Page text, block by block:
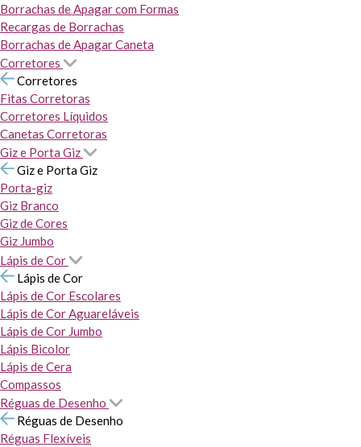
Borrachas de Apagar com Formas
Recargas de Borrachas
Borrachas de Apagar Caneta
Corretores
Corretores
Fitas Corretoras
Corretores Líquidos
Canetas Corretoras
Giz e Porta Giz
Giz e Porta Giz
Porta-giz
Giz Branco
Giz de Cores
Giz Jumbo
Lápis de Cor
Lápis de Cor
Lápis de Cor Escolares
Lápis de Cor Aguareláveis
Lápis de Cor Jumbo
Lápis Bicolor
Lápis de Cera
Compassos
Réguas de Desenho
Réguas de Desenho
Réguas Flexíveis